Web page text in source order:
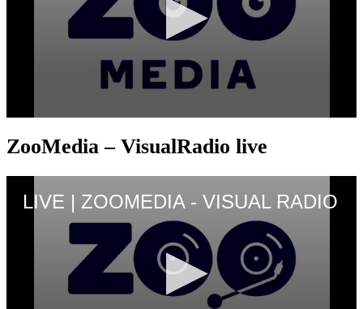
ZooMedia – VisualRadio live